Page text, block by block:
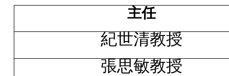
主任
紀世清教授
張思敏教授